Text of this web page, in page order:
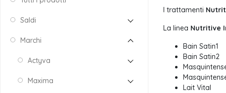
Saldi
Marchi
Actyva
Maxima
I trattamenti
La linea Nutritive
Bain Satin1
Bain Satin2
Lait Vital